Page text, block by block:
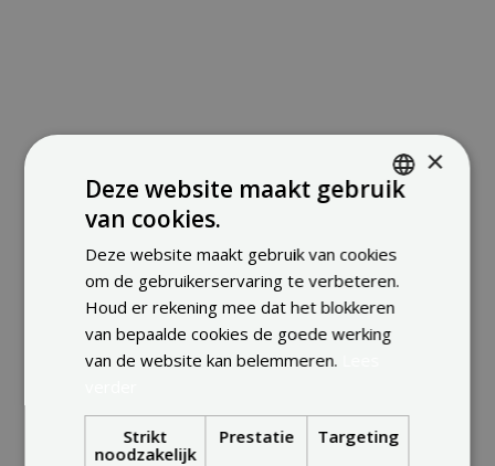
ALLE BERICHTEN BEKIJKEN
FRENCH
×
Deze website maakt gebruik
van cookies.
Deze website maakt gebruik van cookies
om de gebruikerservaring te verbeteren.
Houd er rekening mee dat het blokkeren
van bepaalde cookies de goede werking
van de website kan belemmeren.
Strikt
noodzakelijk
Prestatie Targeting